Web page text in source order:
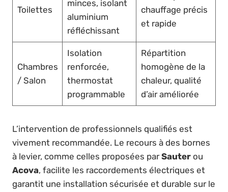
Toilettes
minces, isolant
aluminium
réfléchissant
chauffage précis
et rapide
Chambres
/ Salon
Isolation
renforcée,
thermostat
programmable
Répartition
homogène de la
chaleur, qualité
d’air améliorée
L’intervention de professionnels qualifiés est
vivement recommandée. Le recours à des bornes
à levier, comme celles proposées parSauter ou
Acova, facilite les raccordements électriques et
garantit une installation sécurisée et durable sur le